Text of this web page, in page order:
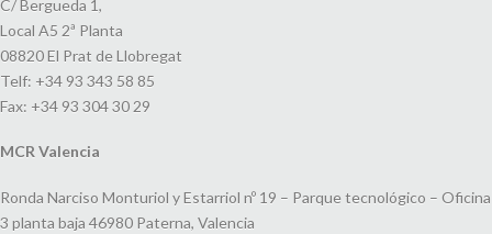
C/ Bergueda 1,
Local A5 2ª Planta
08820 El Prat de Llobregat
Telf: +34 93 343 58 85
Fax: +34 93 304 30 29
MCR Valencia
Ronda Narciso Monturiol y Estarriol nº 19 – Parque tecnológico – Oficina
3 planta baja 46980 Paterna, Valencia